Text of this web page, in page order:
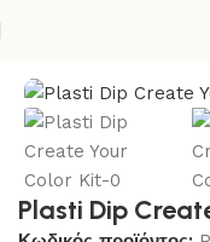
Plasti Dip